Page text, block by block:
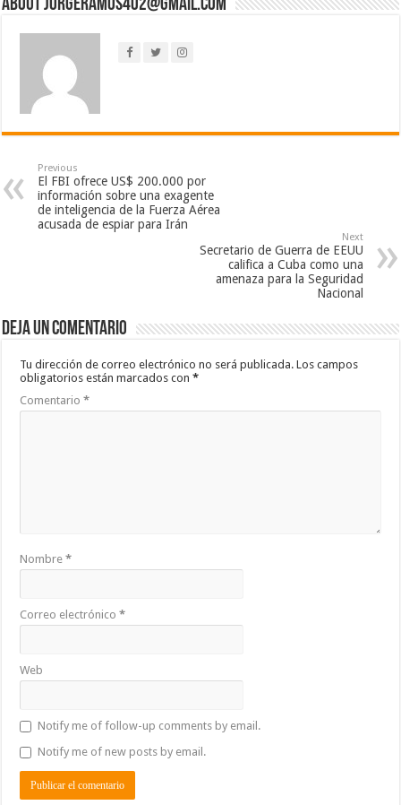
About jorgeramos402@gmail.com
Previous
El FBI ofrece US$ 200.000 por
información sobre una exagente
de inteligencia de la Fuerza Aérea
acusada de espiar para Irán
Next
Secretario de Guerra de EEUU
califica a Cuba como una
amenaza para la Seguridad
Nacional
Deja un comentario
Tu dirección de correo electrónico no será publicada. Los campos
obligatorios están marcados con*
Comentario*
Nombre*
Correo electrónico*
Web
Notify me of follow-up comments by email.
Notify me of new posts by email.